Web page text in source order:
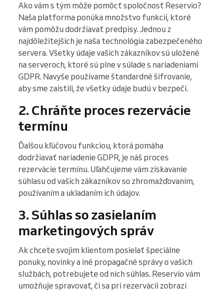
Ako vám s tým môže pomôcť spoločnosť Reservio?
Naša platforma ponúka množstvo funkcií, ktoré
vám pomôžu dodržiavať predpisy. Jednou z
najdôležitejších je naša technológia zabezpečeného
servera. Všetky údaje vašich zákazníkov sú uložené
na serveroch, ktoré sú plne v súlade s nariadeniami
GDPR. Navyše používame štandardné šifrovanie,
aby sme zaistili, že všetky údaje budú v bezpečí.
2. Chráňte proces rezervácie
termínu
Ďalšou kľúčovou funkciou, ktorá pomáha
dodržiavať nariadenie GDPR, je náš proces
rezervácie termínu. Uľahčujeme vám získavanie
súhlasu od vašich zákazníkov so zhromažďovaním,
používaním a ukladaním ich údajov.
3. Súhlas so zasielaním
marketingových správ
Ak chcete svojim klientom posielať špeciálne
ponuky, novinky a iné propagačné správy o vašich
službách, potrebujete od nich súhlas. Reservio vám
umožňuje spravovať, či sa pri rezervácii zobrazí